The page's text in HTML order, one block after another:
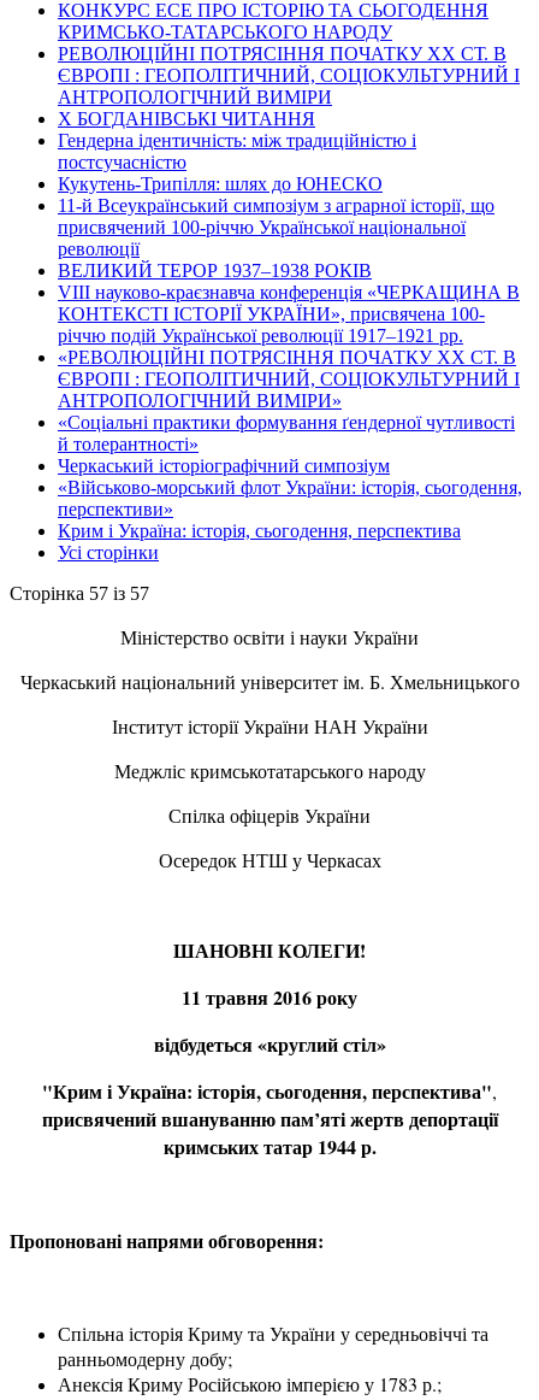
КОНКУРС ЕСЕ ПРО ІСТОРІЮ ТА СЬОГОДЕННЯ
КРИМСЬКО-ТАТАРСЬКОГО НАРОДУ
РЕВОЛЮЦІЙНІ ПОТРЯСІННЯ ПОЧАТКУ ХХ СТ. В
ЄВРОПІ : ГЕОПОЛІТИЧНИЙ, СОЦІОКУЛЬТУРНИЙ І
АНТРОПОЛОГІЧНИЙ ВИМІРИ
Х БОГДАНІВСЬКІ ЧИТАННЯ
Гендерна ідентичність: між традиційністю і
постсучасністю
Кукутень-Трипілля: шлях до ЮНЕСКО
11-й Всеукраїнський симпозіум з аграрної історії, що
присвячений 100-річчю Української національної
революції
ВЕЛИКИЙ ТЕРОР 1937–1938 РОКІВ
VІІІ науково-краєзнавча конференція «ЧЕРКАЩИНА В
КОНТЕКСТІ ІСТОРІЇ УКРАЇНИ», присвячена 100-
річчю подій Української революції 1917–1921 рр.
«РЕВОЛЮЦІЙНІ ПОТРЯСІННЯ ПОЧАТКУ ХХ СТ. В
ЄВРОПІ : ГЕОПОЛІТИЧНИЙ, СОЦІОКУЛЬТУРНИЙ І
АНТРОПОЛОГІЧНИЙ ВИМІРИ»
«Соціальні практики формування ґендерної чутливості
й толерантності»
Черкаський історіографічний симпозіум
«Військово-морський флот України: історія, сьогодення,
перспективи»
Крим і Україна: історія, сьогодення, перспектива
Усі сторінки
Сторінка 57 із 57
Міністерство освіти і науки України
Черкаський національний університет ім. Б. Хмельницького
Інститут історії України НАН України
Меджліс кримськотатарського народу
Спілка офіцерів України
Осередок НТШ у Черкасах
ШАНОВНІ КОЛЕГИ!
11 травня 2016 року
відбудеться «круглий стіл»
"Крим і Україна: історія, сьогодення, перспектива",
присвячений вшануванню пам’яті жертв депортації
кримських татар 1944 р.
Пропоновані напрями обговорення:
Спільна історія Криму та України у середньовіччі та
ранньомодерну добу;
Анексія Криму Російською імперією у 1783 р.;